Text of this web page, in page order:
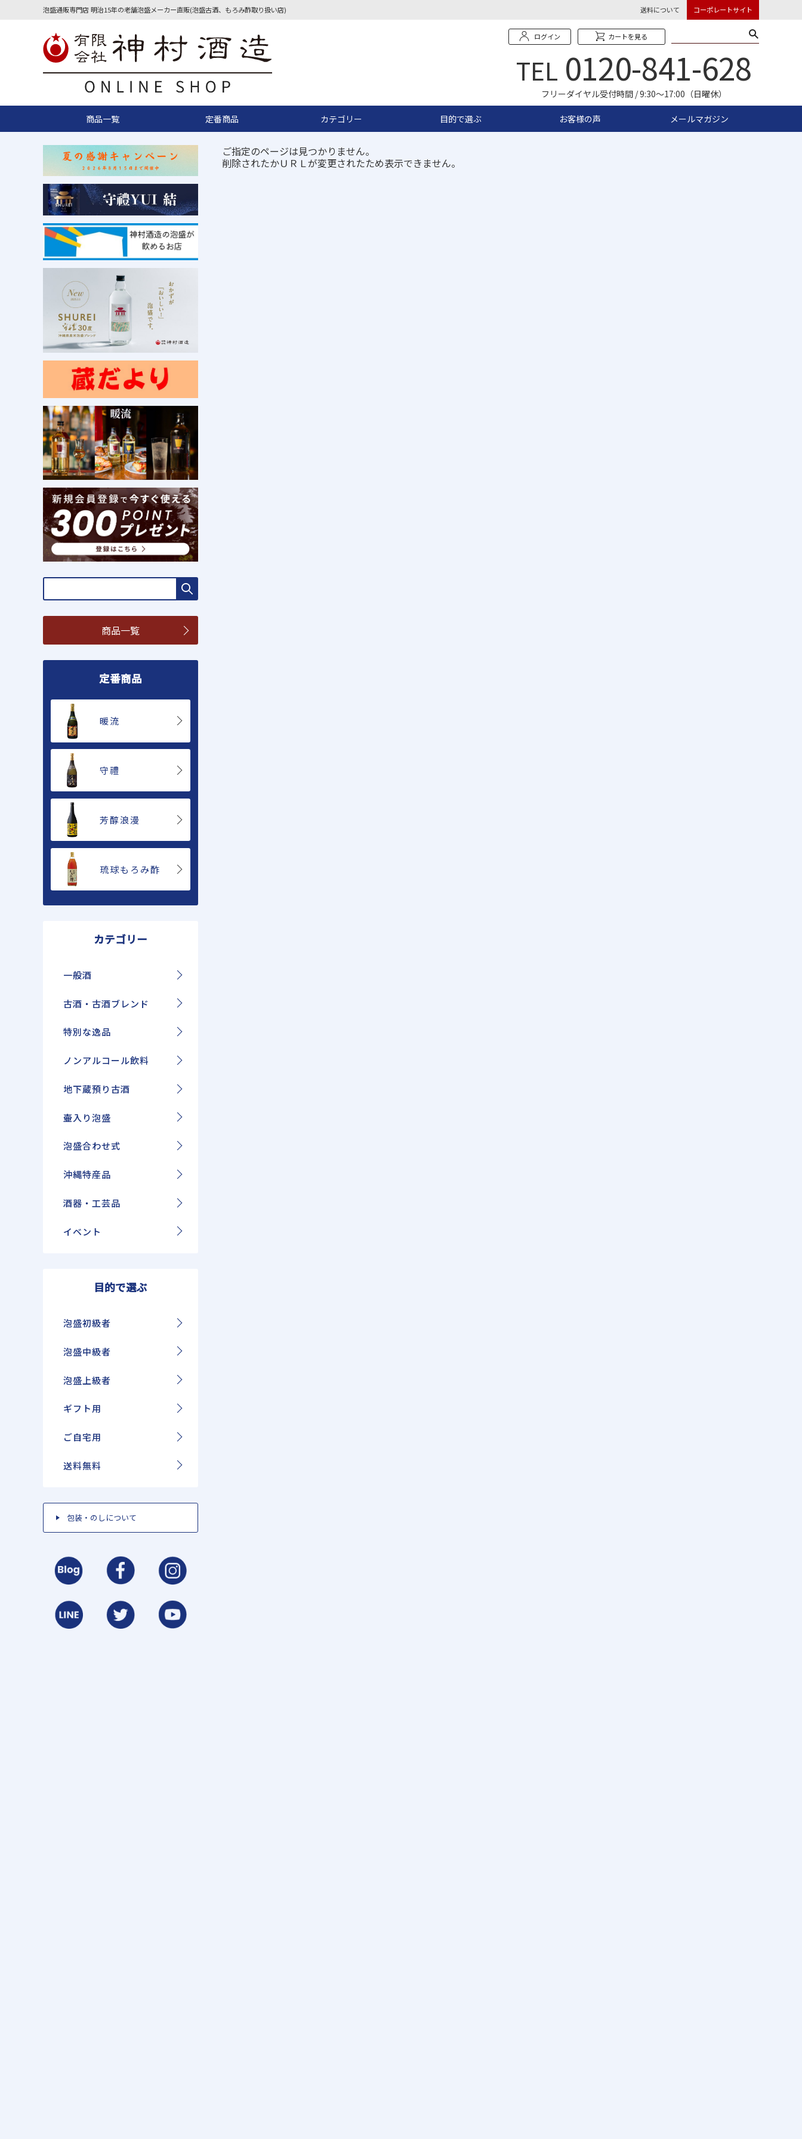
泡盛通販専門店 明治15年の老舗泡盛メーカー直販(泡盛古酒、もろみ酢取り扱い店) 送料について コーポレートサイト
ログイン カートを見る
TEL 0120-841-628
フリーダイヤル受付時間 / 9:30〜17:00（日曜休）
商品一覧 定番商品 カテゴリー 目的で選ぶ お客様の声 メールマガジン
ご指定のページは見つかりません。
削除されたかＵＲＬが変更されたため表示できません。
商品一覧
定番商品
暖流
守禮
芳醇浪漫
琉球もろみ酢
カテゴリー
一般酒
古酒・古酒ブレンド
特別な逸品
ノンアルコール飲料
地下蔵預り古酒
壷入り泡盛
泡盛合わせ式
沖縄特産品
酒器・工芸品
イベント
目的で選ぶ
泡盛初級者
泡盛中級者
泡盛上級者
ギフト用
ご自宅用
送料無料
包装・のしについて